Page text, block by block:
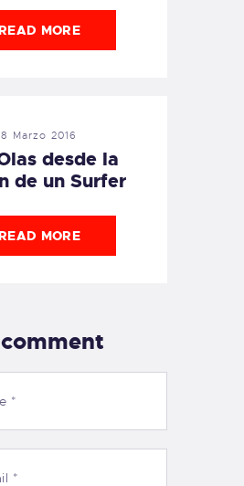
MORE
8 Marzo 2016
desde la
de un Surfer
MORE